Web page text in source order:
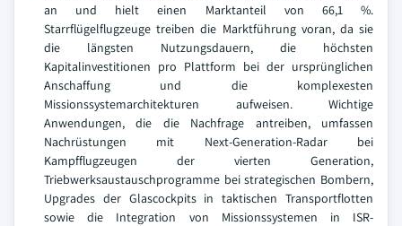
an und hielt einen Marktanteil von 66,1 %.
Starrflügelflugzeuge treiben die Marktführung voran, da sie
die längsten Nutzungsdauern, die höchsten
Kapitalinvestitionen pro Plattform bei der ursprünglichen
Anschaffung und die komplexesten
Missionssystemarchitekturen aufweisen. Wichtige
Anwendungen, die die Nachfrage antreiben, umfassen
Nachrüstungen mit Next-Generation-Radar bei
Kampfflugzeugen der vierten Generation,
Triebwerksaustauschprogramme bei strategischen Bombern,
Upgrades der Glascockpits in taktischen Transportflotten
sowie die Integration von Missionssystemen in ISR-